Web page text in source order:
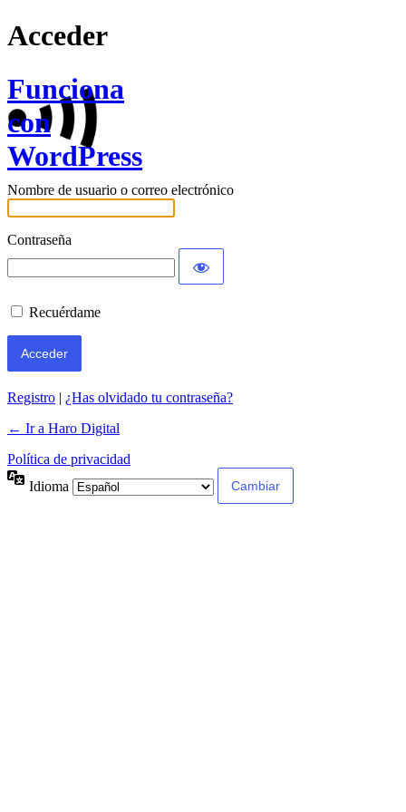
Acceder
Funciona
con
WordPress
Nombre de usuario o correo electrónico
Contraseña
Recuérdame
Registro | ¿Has olvidado tu contraseña?
← Ir a Haro Digital
Política de privacidad
Idioma